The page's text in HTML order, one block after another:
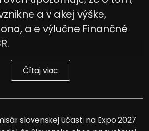
a v akej výške,
ale výlučne Finančné
Čítaj viac